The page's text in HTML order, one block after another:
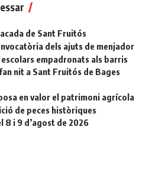
de Sant Fruitós
dels ajuts de menjador
empadronats als barris
nit a Sant Fruitós de Bages
en valor el patrimoni agrícola
de peces històriques
8 i 9 d’agost de 2026